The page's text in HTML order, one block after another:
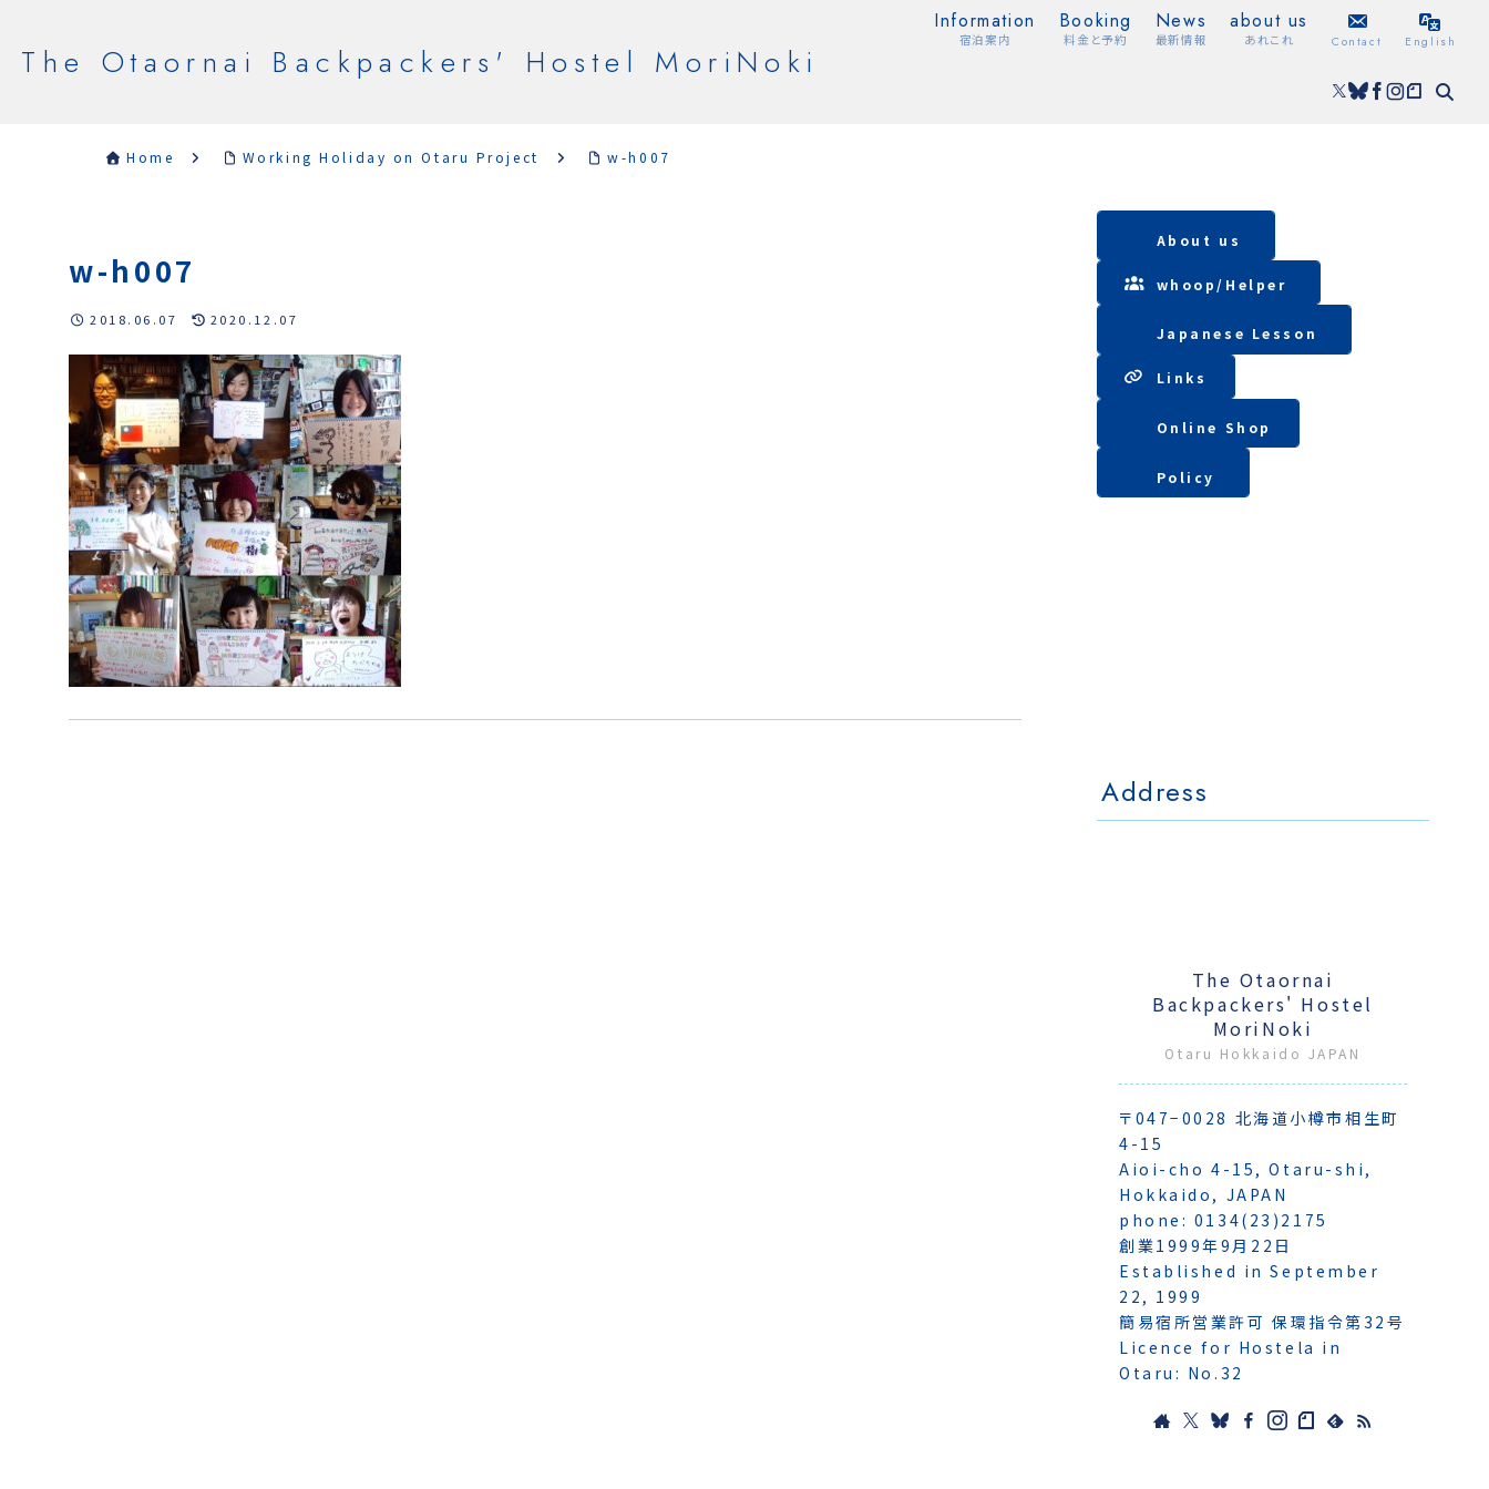
The Otaornai Backpackers' Hostel MoriNoki
Information
宿泊案内
Booking
料金と予約
News
最新情報
about us
あれこれ Contact English
Home Working Holiday on Otaru Project w-h007
w-h007
2018.06.07 2020.12.07
About us
whoop/ Helper
Japanese Lesson
Lin ks
Online Shop
Policy
Address
The Otaornai
Backpackers' Hostel
MoriNoki
Otaru Hokkaido JAPAN
〒047−0028 北海道小樽市相生町
4-15
Aioi-cho 4-15, Otaru-shi,
Hokkaido, JAPAN
phone: 0134(23)2175
創業1999年9月22日
Established in September
22, 1999
簡易宿所営業許可 保環指令第32号
Licence for Hostela in
Otaru: No.32